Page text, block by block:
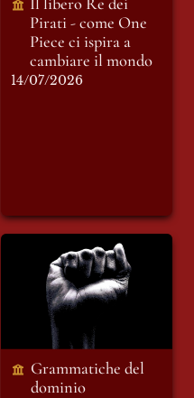
Pirati - come One
Piece ci ispira a
cambiare il mondo
14/07/2026
Grammatiche del
dominio
Grammatiche del
dominio